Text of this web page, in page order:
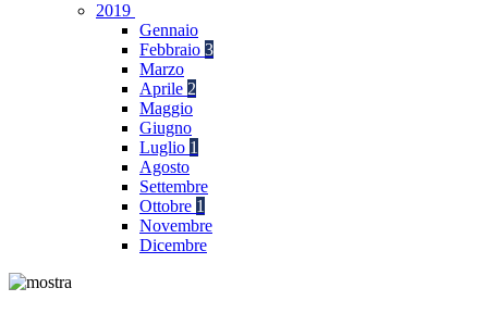
2019
Gennaio
Febbraio 3
Marzo
Aprile 2
Maggio
Giugno
Luglio 1
Agosto
Settembre
Ottobre 1
Novembre
Dicembre